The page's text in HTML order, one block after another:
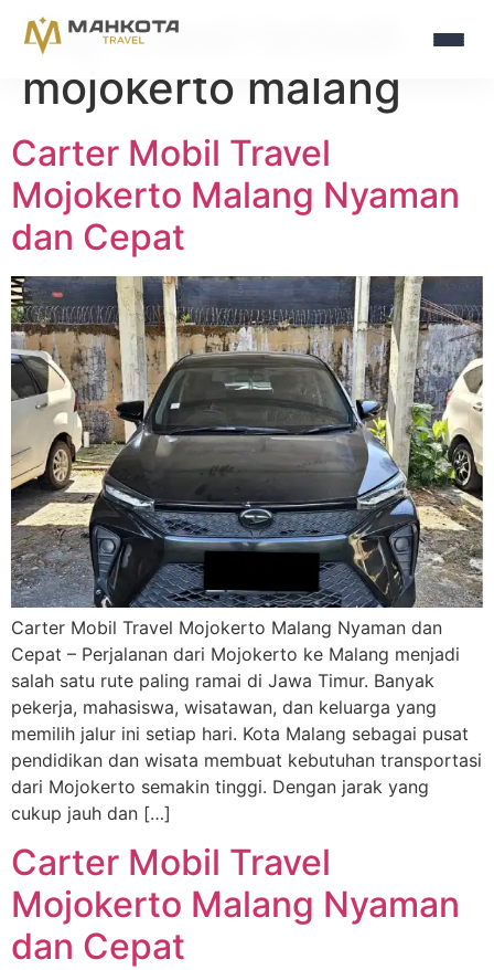
Tag:travel terbaik
mojokerto malang
Carter Mobil Travel
Mojokerto Malang Nyaman
dan Cepat
Carter Mobil Travel Mojokerto Malang Nyaman dan
Cepat – Perjalanan dari Mojokerto ke Malang menjadi
salah satu rute paling ramai di Jawa Timur. Banyak
pekerja, mahasiswa, wisatawan, dan keluarga yang
memilih jalur ini setiap hari. Kota Malang sebagai pusat
pendidikan dan wisata membuat kebutuhan transportasi
dari Mojokerto semakin tinggi. Dengan jarak yang
cukup jauh dan […]
Carter Mobil Travel
Mojokerto Malang Nyaman
dan Cepat